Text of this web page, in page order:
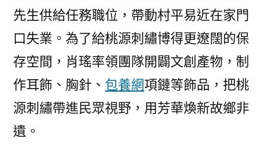
先生供給任務職位，帶動村平易近在家門
口失業。為了給桃源刺繡博得更遼闊的保
存空間，肖瑤率領團隊開闢文創產物，制
作耳飾、胸針、 包養網項鏈等飾品，把桃
源刺繡帶進民眾視野，用芳華煥新故鄉非
遺。